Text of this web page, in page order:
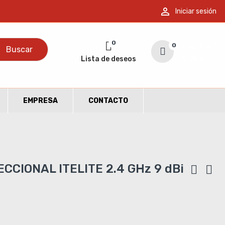
 Iniciar sesión
Buscar 0
0
Lista de deseos
EMPRESA CONTACTO
ITELITE 2.4 GHz 9 dBi